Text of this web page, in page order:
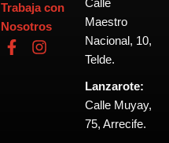
Trabaja con
Nosotros
F
a
I
n
Calle
Maestro
Nacional, 10,
Telde.
Lanzarote:
Calle Muyay,
75, Arrecife.